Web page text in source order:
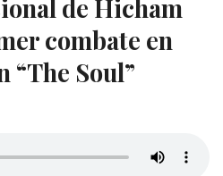
de Hicham
combate en
“The Soul”